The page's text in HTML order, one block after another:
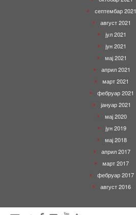
септембар 2021
август 2021
јул 2021
јун 2021
мај 2021
април 2021
март 2021
фебруар 2021
јануар 2021
мај 2020
јун 2019
мај 2018
април 2017
март 2017
фебруар 2017
август 2016